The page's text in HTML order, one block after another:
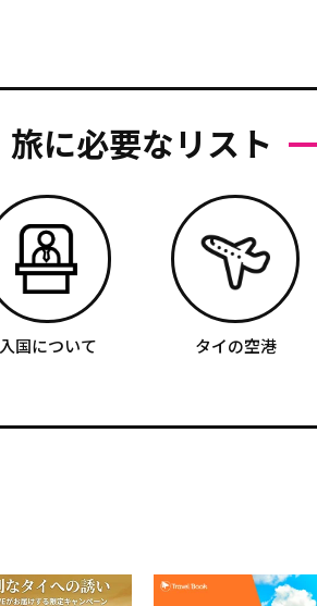
旅に必要なリスト
入国について タイの空港